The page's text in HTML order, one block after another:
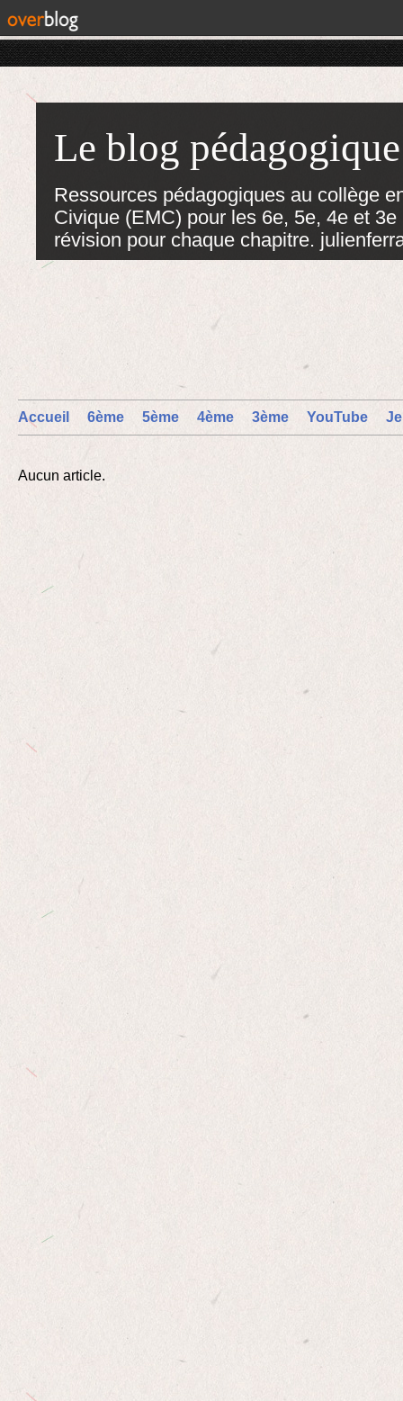
Le blog
Ressources pédagogiques au collège
Civique (EMC) pour les 6e, 5e, 4e et
révision pour chaque chapitre.
Accueil 6ème 5ème 4ème 3ème YouTube
Aucun article.